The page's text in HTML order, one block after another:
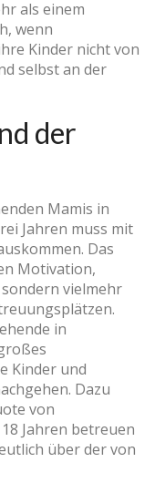
als einem
wenn
Kinder nicht von
selbst an der
der
Mamis in
Jahren muss mit
Das
Motivation,
vielmehr
in
Kinder und
Dazu
von
Jahren betreuen
über der von